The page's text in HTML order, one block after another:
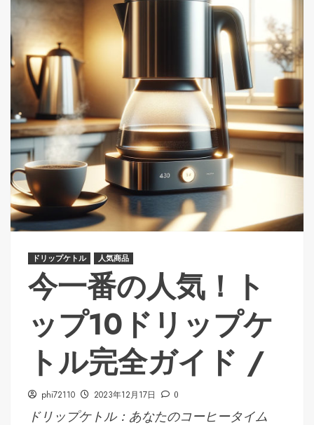
ドリップケトル 人気商品
今一番の人気！ト
ップ10ドリップケ
トル完全ガイド /
phi72110 2023年12月17日 0
ドリップケトル：あなたのコーヒータイム